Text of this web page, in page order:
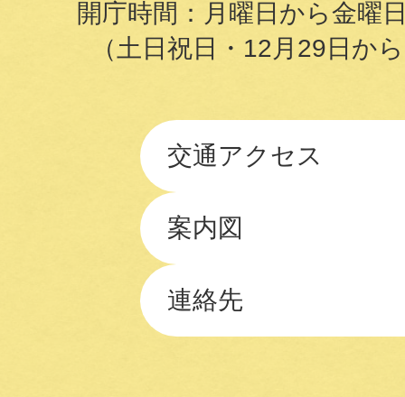
開庁時間：月曜日から金曜
（土日祝日・12月29日か
交通アクセス
案内図
連絡先